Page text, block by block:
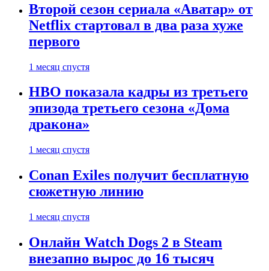
Второй сезон сериала «Аватар» от
Netflix стартовал в два раза хуже
первого
1 месяц спустя
HBO показала кадры из третьего
эпизода третьего сезона «Дома
дракона»
1 месяц спустя
Conan Exiles получит бесплатную
сюжетную линию
1 месяц спустя
Онлайн Watch Dogs 2 в Steam
внезапно вырос до 16 тысяч